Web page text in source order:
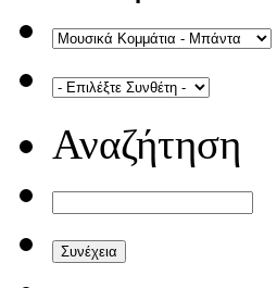
Αναζήτηση